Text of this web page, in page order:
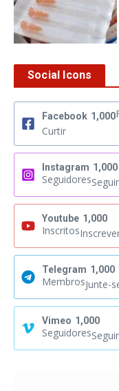
Social Icons
Facebook 1,000
Curtir
Instagram 1,000
SeguidoresSeguir
Youtube 1,000
Inscritos
Telegram 1,000
MembrosJunte-
Vimeo 1,000
SeguidoresSeguir